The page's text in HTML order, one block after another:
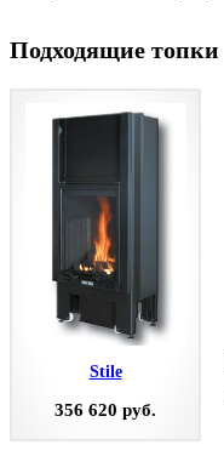
Подходящие топки
Stile
356 620 руб.